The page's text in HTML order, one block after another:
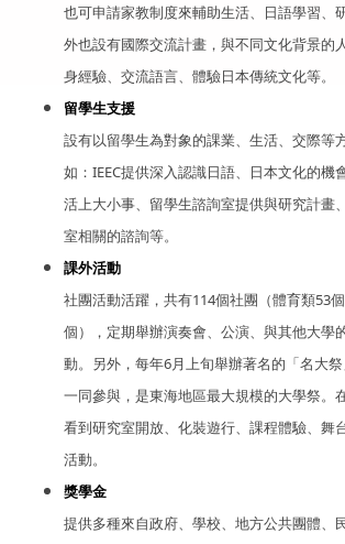
也可申請家教制度來輔助生活、日語學習、
外也設有國際交流計畫，與不同文化背景的
身經驗、交流語言、體驗日本傳統文化等。
留學生支援
設有以留學生為對象的課業、生活、交際等
如：IEEC提供深入認識日語、日本文化的機
活上大小事、留學生諮詢室提供與研究計畫
室相關的諮詢等。
課外活動
社團活動活躍，共有114個社團（體育類53
個），定期舉辦演奏會、公演、與其他大學
動。另外，每年6月上旬舉辦著名的「名大
一同參與，是東海地區最大規模的大學祭。
看到研究室開放、化裝遊行、課程體驗、舞
活動。
獎學金
提供多種來自政府、學校、地方公共團體、